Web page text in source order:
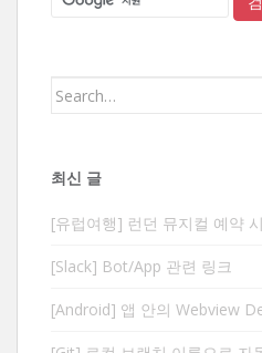
Search
최신 글
[유럽여행] 런던 뮤지컬 예약
[Slack] Bot/App 관련 링크
[Android] 앱 안의 Webview